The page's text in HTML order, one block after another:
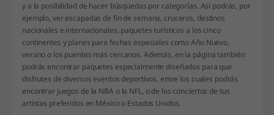
y a la posibilidad de hacer búsquedas por categorías. Así podrás, por
ejemplo, ver escapadas de fin de semana, cruceros, destinos
nacionales e internacionales, paquetes turísticos a los cinco
continentes y planes para fechas especiales como Año Nuevo,
verano o los puentes más cercanos. Además, en la página también
podrás encontrar paquetes especialmente diseñados para que
disfrutes de diversos eventos deportivos, entre los cuales podrás
encontrar juegos de la NBA o la NFL, o de los conciertos de tus
artistas preferidos en México o Estados Unidos.